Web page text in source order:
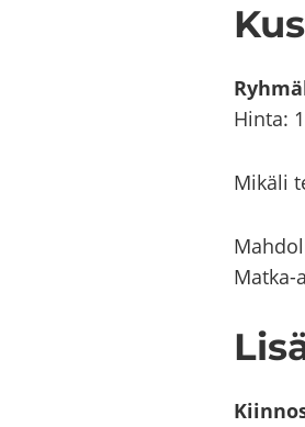
Hinta:
Mi­kä­li
Matka-​